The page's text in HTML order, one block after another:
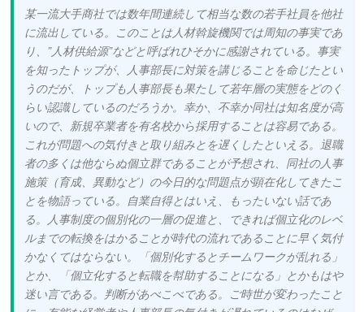
某一流大手商社では数年間連続して相当な数の若手社員を他社
に流出している。このことは人材斡旋機関では周知の事実であ
り、”人材供給源”などと呼ばれひそかに感謝されている。事実
を知ったトップが、人事部長に対策を講じることを命じたとい
うのだが、トップも人事部長も果たして若年層の実態をどのく
らい認識しているのだろうか。幸か、不幸か同社は知名度が高
いので、新規卒業者を有名校から採用することは容易である。
これが問題への気付きと取り組みとを遅くしたといえる。退職
者の多くは他ならぬ個立群であることが予想され、同社の人事
施策（育成、異動など）の今日的な問題点が顕在化してきたこ
とを物語っている。自業自得とはいえ、もったいない話であ
る。人事制度の個別化の一層の促進と、できれば個立化のレベ
ルまでの転換をはかることが時代の流れであることに早く気付
かなくてはならない。「個別化するとチームワークが乱れる」
とか、「個立化すると転職を幇助することになる」とかもはや
迷い言である。判断があべこべである。ご時世が変わったこと